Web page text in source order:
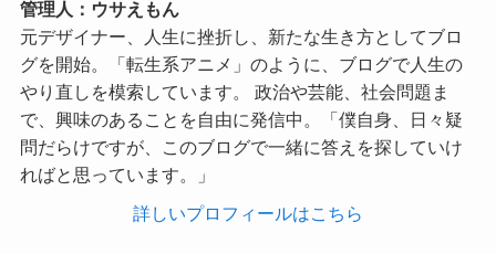
管理人：ウサえもん
元デザイナー、人生に挫折し、新たな生き方としてブロ
グを開始。「転生系アニメ」のように、ブログで人生の
やり直しを模索しています。 政治や芸能、社会問題ま
で、興味のあることを自由に発信中。「僕自身、日々疑
問だらけですが、このブログで一緒に答えを探していけ
ればと思っています。」
詳しいプロフィールはこちら